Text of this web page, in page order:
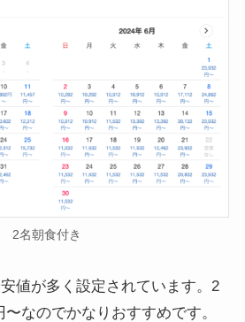
2名朝食付き
値が多く設定されています。2
なのでかなりおすすめです。